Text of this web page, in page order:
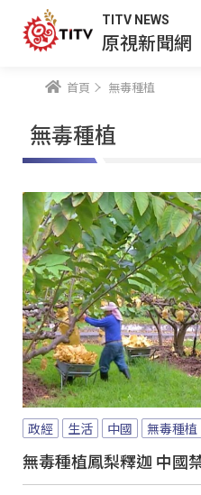
TITV NEWS
原視新聞網
首頁 無毒種植
無毒種植
政經 生活 中國 無毒種植
無毒種植鳳梨釋迦 中國